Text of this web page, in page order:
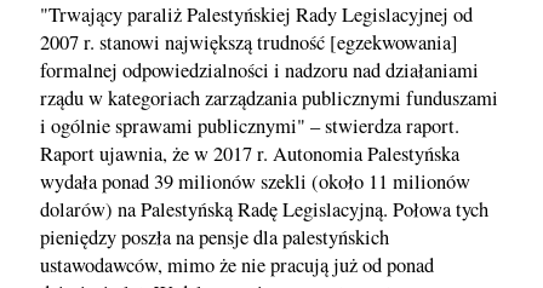
"Trwający paraliż Palestyńskiej Rady Legislacyjnej od
2007 r. stanowi największą trudność [egzekwowania]
formalnej odpowiedzialności i nadzoru nad działaniami
rządu w kategoriach zarządzania publicznymi funduszami
i ogólnie sprawami publicznymi" – stwierdza raport.
Raport ujawnia, że w 2017 r. Autonomia Palestyńska
wydała ponad 39 milionów szekli (około 11 milionów
dolarów) na Palestyńską Radę Legislacyjną. Połowa tych
pieniędzy poszła na pensje dla palestyńskich
ustawodawców, mimo że nie pracują już od ponad